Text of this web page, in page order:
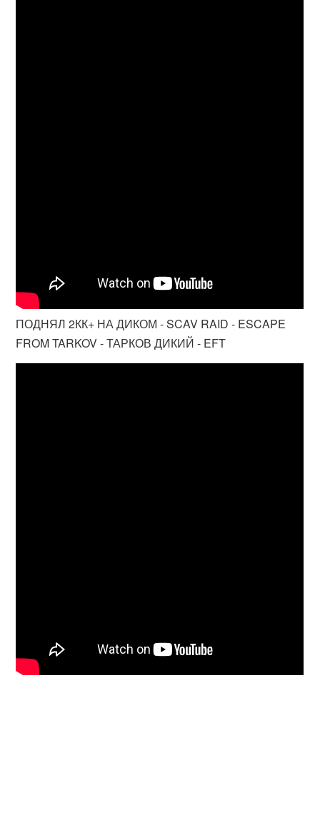
ПОДНЯЛ 2КК+ НА ДИКОМ - SCAV RAID - ESCAPE
FROM TARKOV - ТАРКОВ ДИКИЙ - EFT